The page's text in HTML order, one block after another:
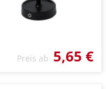
Preis ab 5,65 €